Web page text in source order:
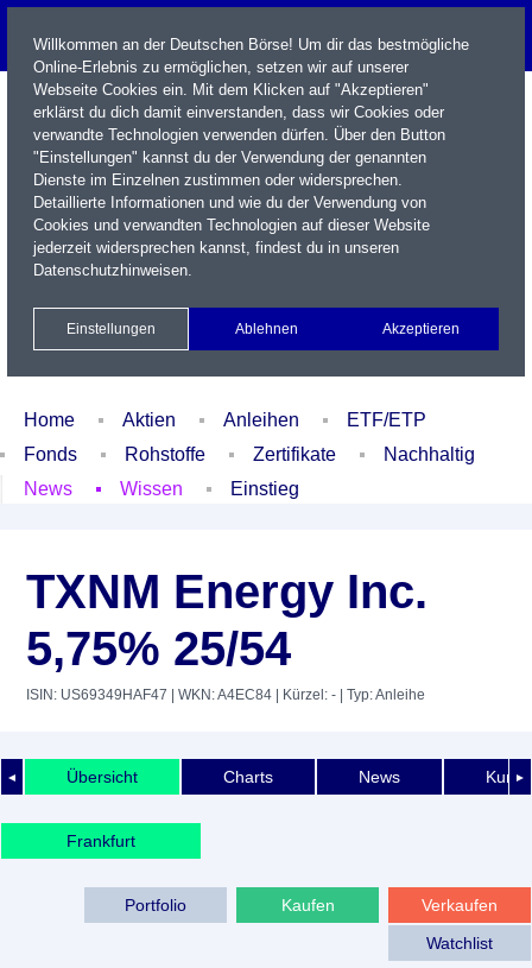
Name / WKN / ISIN / Kürzel
Xetra Realtime
Watchlist Portfolio Login
Home Aktien Anleihen
ETF/ETP
Fonds
Rohstoffe Zertifikate
Nachhaltig
News
Wissen Einstieg
TXNM Energy Inc.
5,75% 25/54
ISIN: US69349HAF47 | WKN: A4EC84 | Kürzel: - | Typ: Anleihe
◄ ►
Übersicht Charts News
Frankfurt
Verkaufen
Kaufen
Portfolio
Watchlist
Willkommen an der Deutschen Börse! Um dir das bestmögliche
Online-Erlebnis zu ermöglichen, setzen wir auf unserer
Webseite Cookies ein. Mit dem Klicken auf "Akzeptieren"
erklärst du dich damit einverstanden, dass wir Cookies oder
verwandte Technologien verwenden dürfen. Über den Button
"Einstellungen" kannst du der Verwendung der genannten
Dienste im Einzelnen zustimmen oder widersprechen.
Detaillierte Informationen und wie du der Verwendung von
Cookies und verwandten Technologien auf dieser Website
jederzeit widersprechen kannst, findest du in unseren
Datenschutzhinweisen.
Einstellungen Ablehnen Akzeptieren